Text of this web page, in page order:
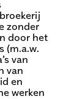
zonder
door het
(m.a.w.
van
van
en
werken